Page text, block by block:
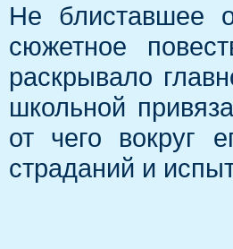
Не блиставшее
сюжетное
раскрывало
школьной
от чего вокруг
страданий и